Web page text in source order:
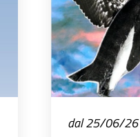
dal 25/06/26